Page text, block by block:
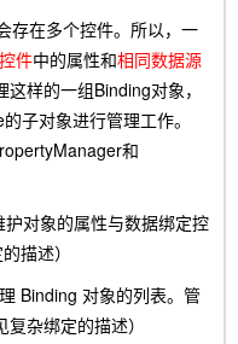
在多个控件。所以，一
件中的属性和相同数据源
样的一组Binding对象，
子对象进行管理工作。
和
象的属性与数据绑定控
描述）
对象的列表。管
杂绑定的描述）